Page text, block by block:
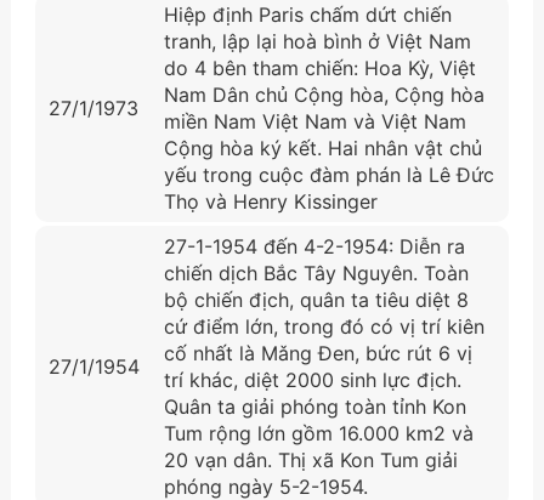
27/1/1973
Hiệp định Paris chấm dứt chiến
tranh, lập lại hoà bình ở Việt Nam
do 4 bên tham chiến: Hoa Kỳ, Việt
Nam Dân chủ Cộng hòa, Cộng hòa
miền Nam Việt Nam và Việt Nam
Cộng hòa ký kết. Hai nhân vật chủ
yếu trong cuộc đàm phán là Lê Đức
Thọ và Henry Kissinger
27/1/1954
27-1-1954 đến 4-2-1954: Diễn ra
chiến dịch Bắc Tây Nguyên. Toàn
bộ chiến địch, quân ta tiêu diệt 8
cứ điểm lớn, trong đó có vị trí kiên
cố nhất là Mǎng Đen, bức rút 6 vị
trí khác, diệt 2000 sinh lực địch.
Quân ta giải phóng toàn tỉnh Kon
Tum rộng lớn gồm 16.000 km2 và
20 vạn dân. Thị xã Kon Tum giải
phóng ngày 5-2-1954.